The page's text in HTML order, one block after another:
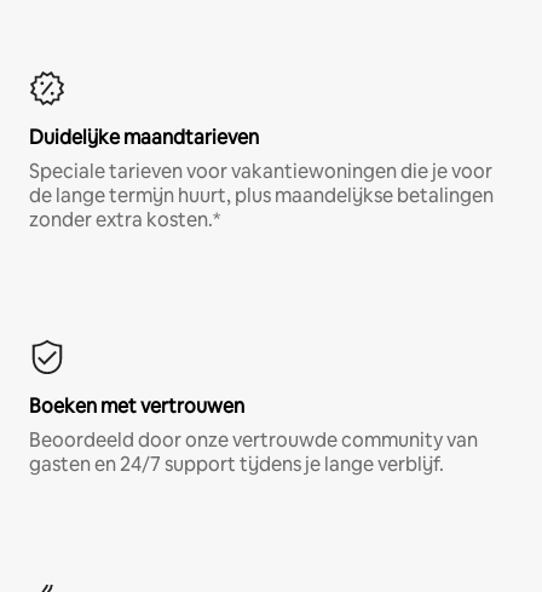
Duidelijke maandtarieven
Speciale tarieven voor vakantiewoningen die je voor
de lange termijn huurt, plus maandelijkse betalingen
zonder extra kosten.*
Boeken met vertrouwen
Beoordeeld door onze vertrouwde community van
gasten en 24/7 support tijdens je lange verblijf.